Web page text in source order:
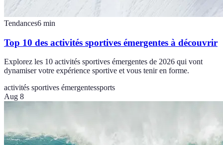
Tendances6 min
Top 10 des activités sportives émergentes à découvrir
Explorez les 10 activités sportives émergentes de 2026 qui vont
dynamiser votre expérience sportive et vous tenir en forme.
activités sportives émergentessports
Aug 8